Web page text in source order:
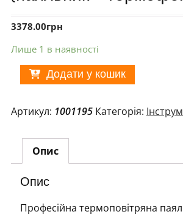
3378.00грн
Лише 1 в наявності
Додати у кошик
Артикул: 1001195 Категорія:
Опис
Опис
Професійна термоповітряна